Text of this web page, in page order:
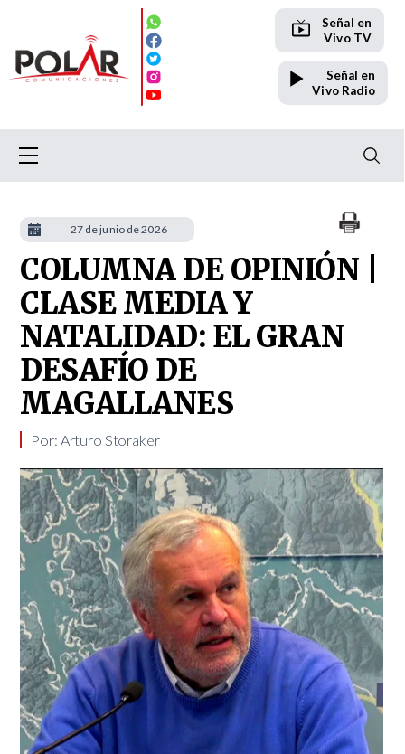
Señal en
Vivo TV
Señal en
Vivo Radio
COLUMNA DE OPINIÓN |
CLASE MEDIA Y
NATALIDAD: EL GRAN
DESAFÍO DE
MAGALLANES
Por: Arturo Storaker
27 de junio de 2026